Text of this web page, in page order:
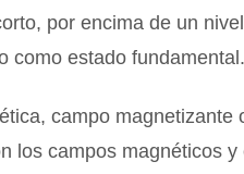
por encima de un
como estado fundamental.
campo magnetizante
los campos magnéticos